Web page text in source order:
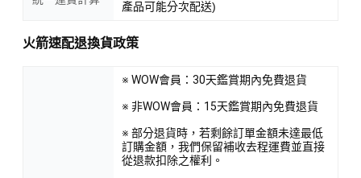
產品可能分次配送)
火箭速配退換貨政策
※ WOW會員：30天鑑賞期內免費退貨
※ 非WOW會員：15天鑑賞期內免費退貨
※ 部分退貨時，若剩餘訂單金額未達最低
訂購金額，我們保留補收去程運費並直接
從退款扣除之權利。